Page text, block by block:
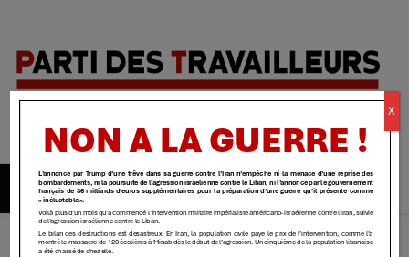
Parti des
travailleurs
| Yvelines
X